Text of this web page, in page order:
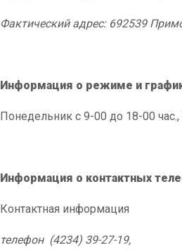
Фактический адрес: 692539
Информация о режиме и
Понедельник с 9-00 до 18-00
Информация о контактных
Контактная информация
телефон (4234) 39-27-19,